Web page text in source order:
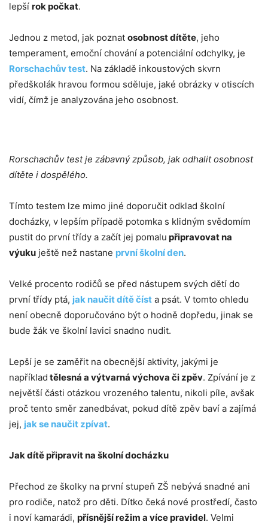
lepší rok počkat.
Jednou z metod, jak poznat osobnost dítěte, jeho
temperament, emoční chování a potenciální odchylky, je
Rorschachův test. Na základě inkoustových skvrn
předškolák hravou formou sděluje, jaké obrázky v otiscích
vidí, čímž je analyzována jeho osobnost.
Rorschachův test je zábavný způsob, jak odhalit osobnost
dítěte i dospělého.
Tímto testem lze mimo jiné doporučit odklad školní
docházky, v lepším případě potomka s klidným svědomím
pustit do první třídy a začít jej pomalu připravovat na
výuku ještě než nastane první školní den.
Velké procento rodičů se před nástupem svých dětí do
první třídy ptá, jak naučit dítě číst a psát. V tomto ohledu
není obecně doporučováno být o hodně dopředu, jinak se
bude žák ve školní lavici snadno nudit.
Lepší je se zaměřit na obecnější aktivity, jakými je
například tělesná a výtvarná výchova či zpěv. Zpívání je z
největší části otázkou vrozeného talentu, nikoli píle, avšak
proč tento směr zanedbávat, pokud dítě zpěv baví a zajímá
jej, jak se naučit zpívat.
Jak dítě připravit na školní docházku
Přechod ze školky na první stupeň ZŠ nebývá snadné ani
pro rodiče, natož pro děti. Dítko čeká nové prostředí, často
i noví kamarádi, přísnější režim a více pravidel. Velmi